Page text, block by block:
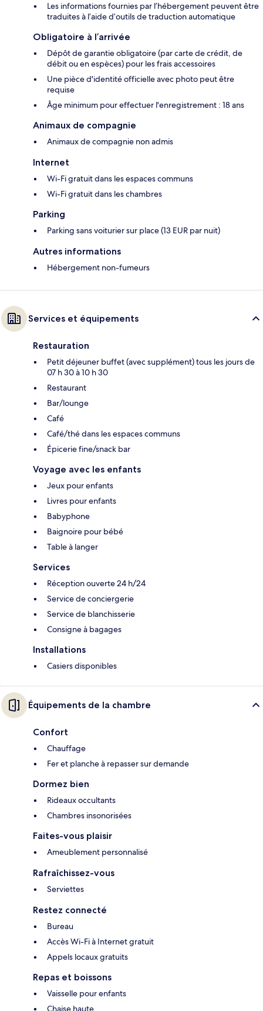
Les informations fournies par l’hébergement peuvent être
traduites à l’aide d’outils de traduction automatique
Obligatoire à l’arrivée
Dépôt de garantie obligatoire (par carte de crédit, de
débit ou en espèces) pour les frais accessoires
Une pièce d'identité officielle avec photo peut être
requise
Âge minimum pour effectuer l'enregistrement : 18 ans
Animaux de compagnie
Animaux de compagnie non admis
Internet
Wi-Fi gratuit dans les espaces communs
Wi-Fi gratuit dans les chambres
Parking
Parking sans voiturier sur place (13 EUR par nuit)
Autres informations
Hébergement non-fumeurs
Services et équipements
Restauration
Petit déjeuner buffet (avec supplément) tous les jours de
07 h 30 à 10 h 30
Restaurant
Bar/lounge
Café
Café/thé dans les espaces communs
Épicerie fine/snack bar
Voyage avec les enfants
Jeux pour enfants
Livres pour enfants
Babyphone
Baignoire pour bébé
Table à langer
Services
Réception ouverte 24 h/24
Service de conciergerie
Service de blanchisserie
Consigne à bagages
Installations
Casiers disponibles
Équipements de la chambre
Confort
Chauffage
Fer et planche à repasser sur demande
Dormez bien
Rideaux occultants
Chambres insonorisées
Faites-vous plaisir
Ameublement personnalisé
Rafraîchissez-vous
Serviettes
Restez connecté
Bureau
Accès Wi-Fi à Internet gratuit
Appels locaux gratuits
Repas et boissons
Vaisselle pour enfants
Chaise haute